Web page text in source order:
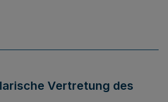
Vertretung des